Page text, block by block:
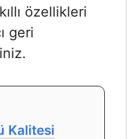
özellikleri
geri
Kalitesi